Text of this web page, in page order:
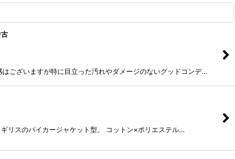
ございますが特に目立った汚れやダメージのないグッドコンデ…
リスのバイカージャケット型。 コットン×ポリエステル…